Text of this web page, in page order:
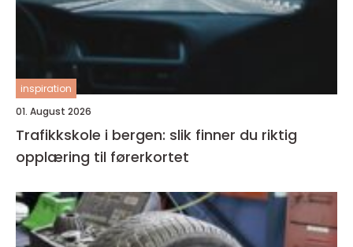
inspiration
01. August 2026
Trafikkskole i bergen: slik finner du riktig
opplæring til førerkortet